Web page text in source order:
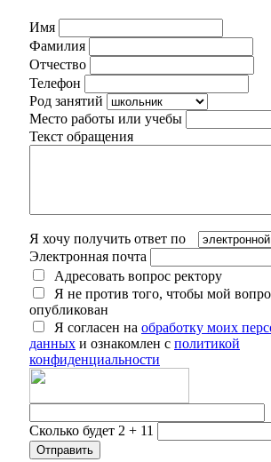
Имя
Фамилия
Отчество
Телефон
Род занятий
Место работы или учебы
Текст обращения
Я хочу получить ответ по
Электронная почта
Адресовать вопрос ректору
Я не против того, чтобы мой
опубликован
Я согласен на обработку моих
данных и ознакомлен с политикой
конфиденциальности
Сколько будет 2 + 11